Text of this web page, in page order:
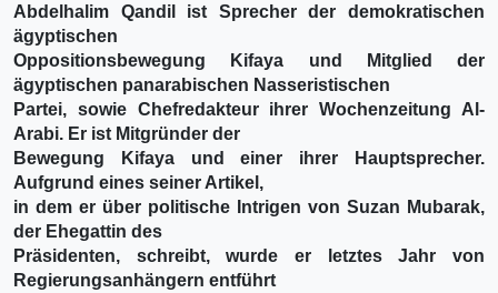
Abdelhalim Qandil ist Sprecher der demokratischen
ägyptischen
Oppositionsbewegung Kifaya und Mitglied der
ägyptischen panarabischen Nasseristischen
Partei, sowie Chefredakteur ihrer Wochenzeitung Al-
Arabi. Er ist Mitgründer der
Bewegung Kifaya und einer ihrer Hauptsprecher.
Aufgrund eines seiner Artikel,
in dem er über politische Intrigen von Suzan Mubarak,
der Ehegattin des
Präsidenten, schreibt, wurde er letztes Jahr von
Regierungsanhängern entführt